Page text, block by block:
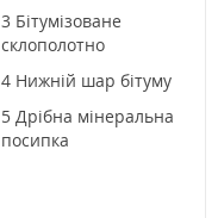
3 Бітумізоване
склополотно
4 Нижній шар бітуму
5 Дрібна мінеральна
посипка